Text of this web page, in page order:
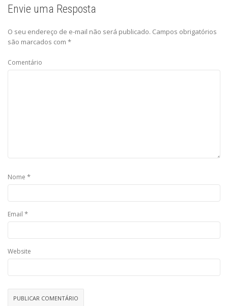
Envie uma Resposta
O seu endereço de e-mail não será publicado. Campos obrigatórios
são marcados com *
Comentário
Nome *
Email *
Website